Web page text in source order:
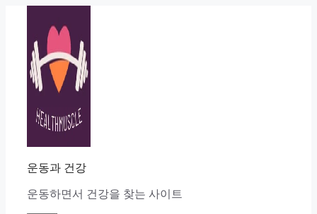
운동과 건강
운동하면서 건강을 찾는 사이트